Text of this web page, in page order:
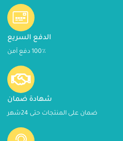
الدفع السريع
100٪ دفع آمن
شهادة ضمان
ضمان على المنتجات حتى 24شهر